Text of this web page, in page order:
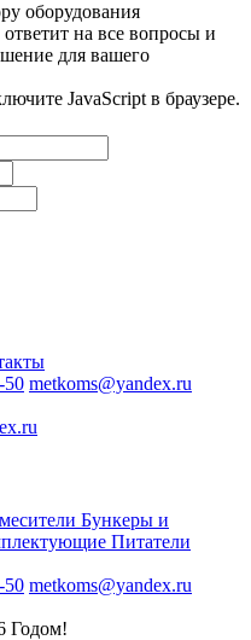
оборудования
на все вопросы и
для вашего
JavaScript в браузере.
50 metkoms@yandex.ru
Бункеры и
Питатели
50 metkoms@yandex.ru
Годом!